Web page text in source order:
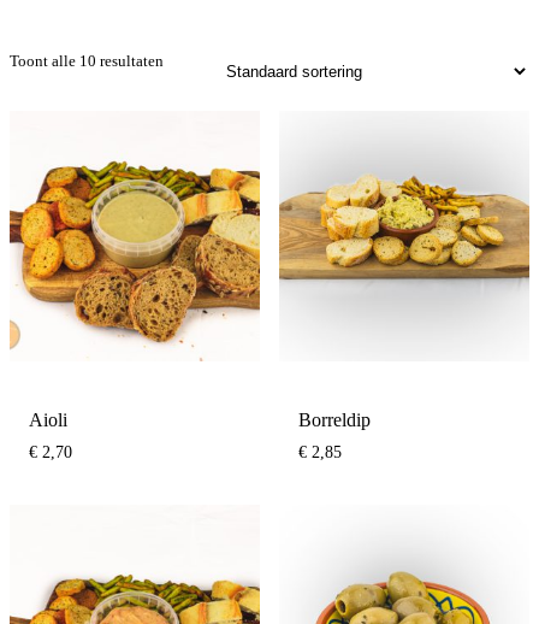
Toont alle 10 resultaten
Aioli
€ 2,70
Borreldip
€ 2,85